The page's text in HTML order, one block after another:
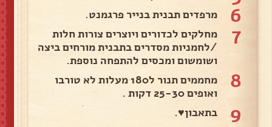
6 מרפדים תבנית בנייר פרגמנט.
7
מחלקים לכדורים ויוצרים צורות חלות
/לחמניות מסדרים בתבנית מורחים ביצה
ושומשום ומכסים להתפחה נוספת.
8
מחממים תנור ל180 מעלות לא טורבו
ואופים 25-30 דקות .
9 בתאבון♥️.